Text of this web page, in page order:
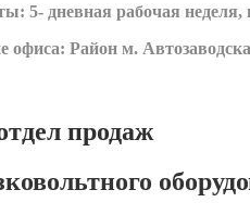
5- дневная рабочая
офиса: Район м.
продаж